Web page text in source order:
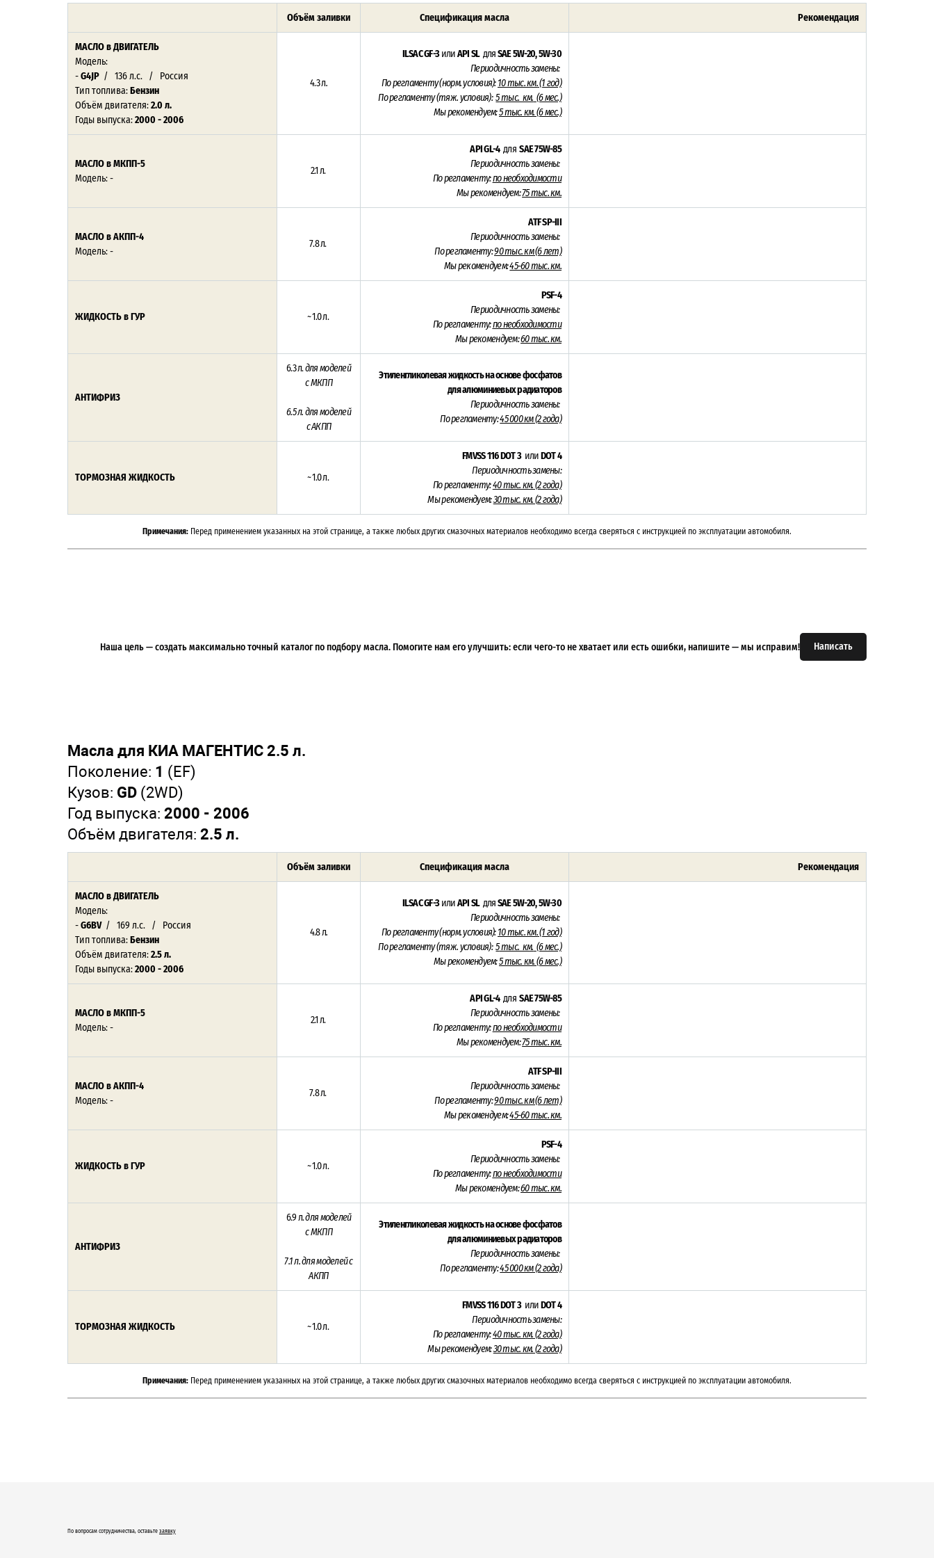
Объём заливки Спецификация масла Рекомендация
МАСЛОв ДВИГАТЕЛЬ
Модель:
-G4JP / 136 л.с. / Россия
Тип топлива:Бензин
Объём двигателя:2.0 л.
Годы выпуска:2000 - 2006
4.3 л.
ILSAC GF-3илиAPI SL дляSAE 5W-20, 5W-30
Периодичность замены:
По регламенту (норм. условия):10 тыс. км.(1 год)
По регламенту (тяж. условия): 5тыс. км. (6 мес.)
Мы рекомендуем:5 тыс. км. (6 мес.)
МАСЛО в МКПП-5
Модель: -
2.1 л.
API GL-4дляSAE 75W-85
Периодичность замены:
По регламенту:по необходимости
Мы рекомендуем:75 тыс. км.
МАСЛО в АКПП-4
Модель: -
7.8 л.
ATF SP-III
Периодичность замены:
По регламенту:90 тыс. км (6 лет)
Мы рекомендуем:45-60 тыс. км.
ЖИДКОСТЬ в ГУР ~ 1.0 л.
PSF-4
Периодичность замены:
По регламенту:по необходимости
Мы рекомендуем:60 тыс. км.
АНТИФРИЗ
6.3 л.для моделей
с МКПП
6.5 л.для моделей
с АКПП
Этиленгликолевая жидкость на основе фосфатов
для алюминиевых радиаторов
Периодичность замены:
По регламенту:45 000 км (2 года)
ТОРМОЗНАЯ ЖИДКОСТЬ ~ 1.0 л.
FMVSS 116 DOT 3 илиDOT 4
Периодичность замены:
По регламенту:40 тыс. км. (2 года)
Мы рекомендуем:30 тыс. км. (2 года)
Примечания: Перед применением указанных на этой странице, а также любых других смазочных материалов необходимо всегда сверяться с инструкцией по эксплуатации автомобиля.
Написать
Наша цель — создать максимально точный каталог по подбору масла. Помогите нам его улучшить: если чего-то не хватает или есть ошибки, напишите — мы исправим!
Масла для КИА МАГЕНТИС 2.5 л.
Поколение: 1 (EF)
Кузов: GD (2WD)
Год выпуска: 2000 - 2006
Объём двигателя: 2.5 л.
Объём заливки Спецификация масла Рекомендация
МАСЛОв ДВИГАТЕЛЬ
Модель:
-G6BV/ 169 л.с. / Россия
Тип топлива:Бензин
Объём двигателя:2.5 л.
Годы выпуска:2000 - 2006
4.8 л.
ILSAC GF-3илиAPI SL дляSAE 5W-20, 5W-30
Периодичность замены:
По регламенту (норм. условия):10 тыс. км.(1 год)
По регламенту (тяж. условия): 5тыс. км. (6 мес.)
Мы рекомендуем:5 тыс. км. (6 мес.)
МАСЛО в МКПП-5
Модель: -
2.1 л.
API GL-4дляSAE 75W-85
Периодичность замены:
По регламенту:по необходимости
Мы рекомендуем:75 тыс. км.
МАСЛО в АКПП-4
Модель: -
7.8 л.
ATF SP-III
Периодичность замены:
По регламенту:90 тыс. км (6 лет)
Мы рекомендуем:45-60 тыс. км.
ЖИДКОСТЬ в ГУР ~ 1.0 л.
PSF-4
Периодичность замены:
По регламенту:по необходимости
Мы рекомендуем:60 тыс. км.
АНТИФРИЗ
6.9 л.для моделей
с МКПП
7.1 л.для моделей с
АКПП
Этиленгликолевая жидкость на основе фосфатов
для алюминиевых радиаторов
Периодичность замены:
По регламенту:45 000 км (2 года)
ТОРМОЗНАЯ ЖИДКОСТЬ ~ 1.0 л.
FMVSS 116 DOT 3 илиDOT 4
Периодичность замены:
По регламенту:40 тыс. км. (2 года)
Мы рекомендуем:30 тыс. км. (2 года)
Примечания: Перед применением указанных на этой странице, а также любых других смазочных материалов необходимо всегда сверяться с инструкцией по эксплуатации автомобиля.
По вопросам сотрудничества, оставьте заявку